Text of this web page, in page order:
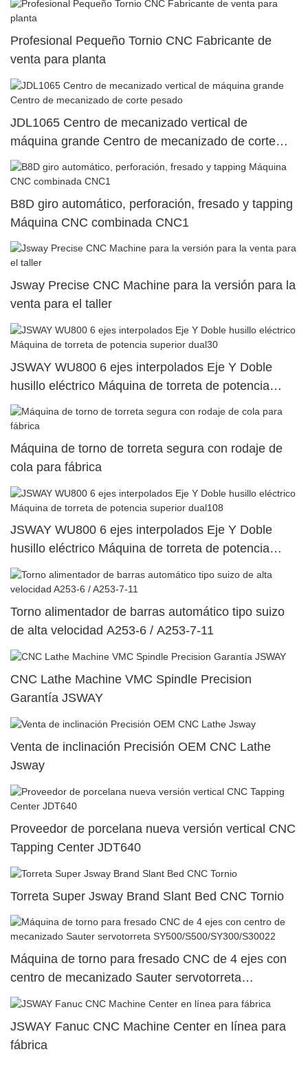
Profesional Pequeño Tornio CNC Fabricante de
venta para planta
JDL1065 Centro de mecanizado vertical de
máquina grande Centro de mecanizado de corte
pesado
B8D giro automático, perforación, fresado y tapping
Máquina CNC combinada CNC1
Jsway Precise CNC Machine para la versión para la
venta para el taller
JSWAY WU800 6 ejes interpolados Eje Y Doble
husillo eléctrico Máquina de torreta de potencia
superior dual30
Máquina de torno de torreta segura con rodaje de
cola para fábrica
JSWAY WU800 6 ejes interpolados Eje Y Doble
husillo eléctrico Máquina de torreta de potencia
superior dual108
Torno alimentador de barras automático tipo suizo
de alta velocidad A253-6 / A253-7-11
CNC Lathe Machine VMC Spindle Precision
Garantía JSWAY
Venta de inclinación Precisión OEM CNC Lathe
Jsway
Proveedor de porcelana nueva versión vertical CNC
Tapping Center JDT640
Torreta Super Jsway Brand Slant Bed CNC Tornio
Máquina de torno para fresado CNC de 4 ejes con
centro de mecanizado Sauter servotorreta
SY500/S500/SY300/S30022
JSWAY Fanuc CNC Machine Center en línea para
fábrica